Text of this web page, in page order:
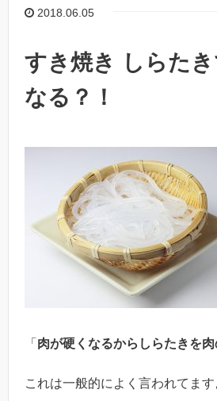
2018.06.05
すき焼き しらたき
なる？！
「 肉が硬くなるからしらたきを
これは一般的によく言われてます